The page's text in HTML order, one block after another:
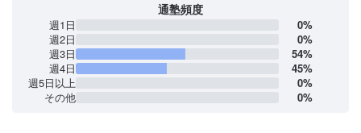
通塾頻度
週1日
0%
週2日
0%
週3日
54%
週4日
45%
週5日以上
0%
その他
0%